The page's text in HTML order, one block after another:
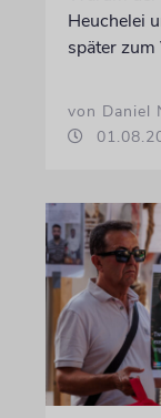
Heuchelei
später
von Daniel